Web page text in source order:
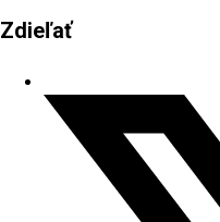
Zdieľať